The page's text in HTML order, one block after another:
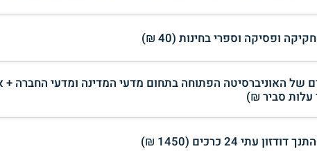
ופסיקה וספרי בחינות (40 ₪)
של האוניברסיטה הפתוחה בתחום מדעי המדינה ומדעי החברה
עלות סביר ₪)
עתי 24 כרכים (1450 ₪)